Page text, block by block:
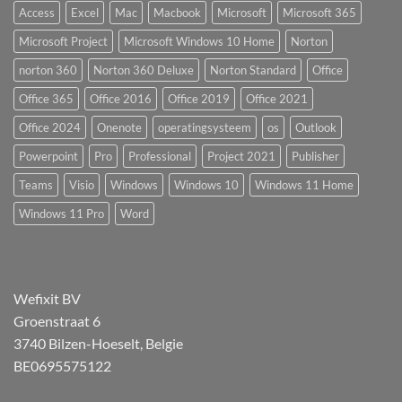
Access Excel Mac Macbook Microsoft
Microsoft 365
Microsoft Project
Microsoft Windows 10 Home
Norton
norton 360
Norton 360 Deluxe Norton Standard
Office
Office 365
Office 2016 Office 2019
Office 2021
Office 2024
Onenote operatingsysteem os
Outlook
Powerpoint
Pro Professional Project 2021
Publisher
Teams
Visio Windows Windows 10
Windows 11 Home
Windows 11 Pro
Word
Wefixit BV
Groenstraat 6
3740 Bilzen-Hoeselt, Belgie
BE0695575122